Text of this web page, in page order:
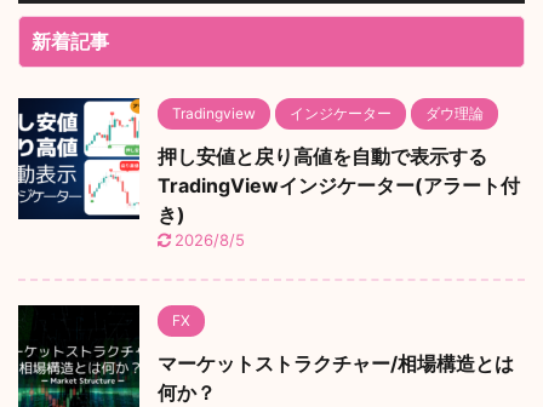
新着記事
Tradingview インジケーター ダウ理論
押し安値と戻り高値を自動で表示する
TradingViewインジケーター(アラート付
き)
2026/8/5
FX
マーケットストラクチャー/相場構造とは
何か？